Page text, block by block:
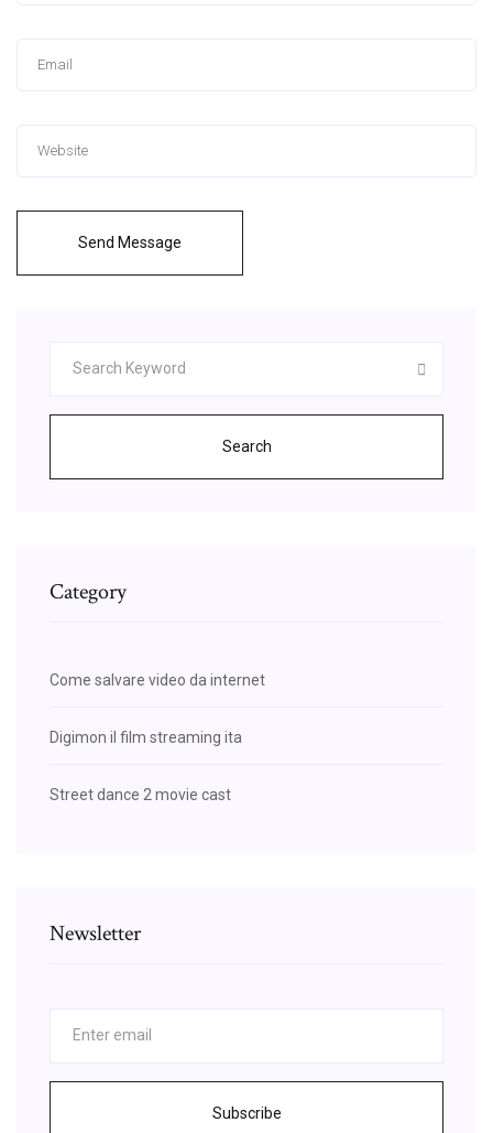
Send Message
Search
Category
Come salvare video da internet
Digimon il film streaming ita
Street dance 2 movie cast
Newsletter
Subscribe